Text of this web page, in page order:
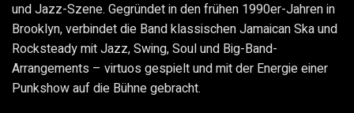
und Jazz-Szene. Gegründet in den frühen 1990er-Jahren in
Brooklyn, verbindet die Band klassischen Jamaican Ska und
Rocksteady mit Jazz, Swing, Soul und Big-Band-
Arrangements – virtuos gespielt und mit der Energie einer
Punkshow auf die Bühne gebracht.